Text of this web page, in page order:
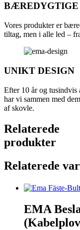
BÆREDYGTIGE
Vores produkter er
tiltag, men i alle led –
UNIKT DESIGN
Efter 10 år og tusindvis
har vi sammen med
af skovle.
Relaterede
produkter
Relaterede
EMA